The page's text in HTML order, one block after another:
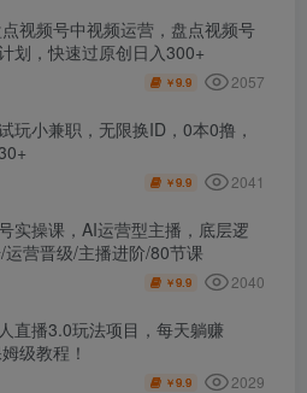
视频号中视频运营，盘点视频号
划，快速过原创日入300+
￥9.9 2057
玩小兼职，无限换ID，0本0撸，
￥9.9 2041
实操课，AI运营型主播，底层逻
运营晋级/主播进阶/80节课
￥9.9 2040
直播3.0玩法项目，每天躺赚
级教程！
￥9.9 2029